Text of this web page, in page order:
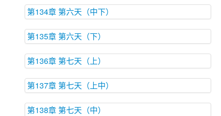
第134章 第六天（中下）
第135章 第六天（下）
第136章 第七天（上）
第137章 第七天（上中）
第138章 第七天（中）